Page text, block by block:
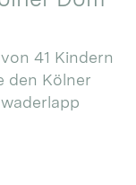
41 Kindern
den Kölner